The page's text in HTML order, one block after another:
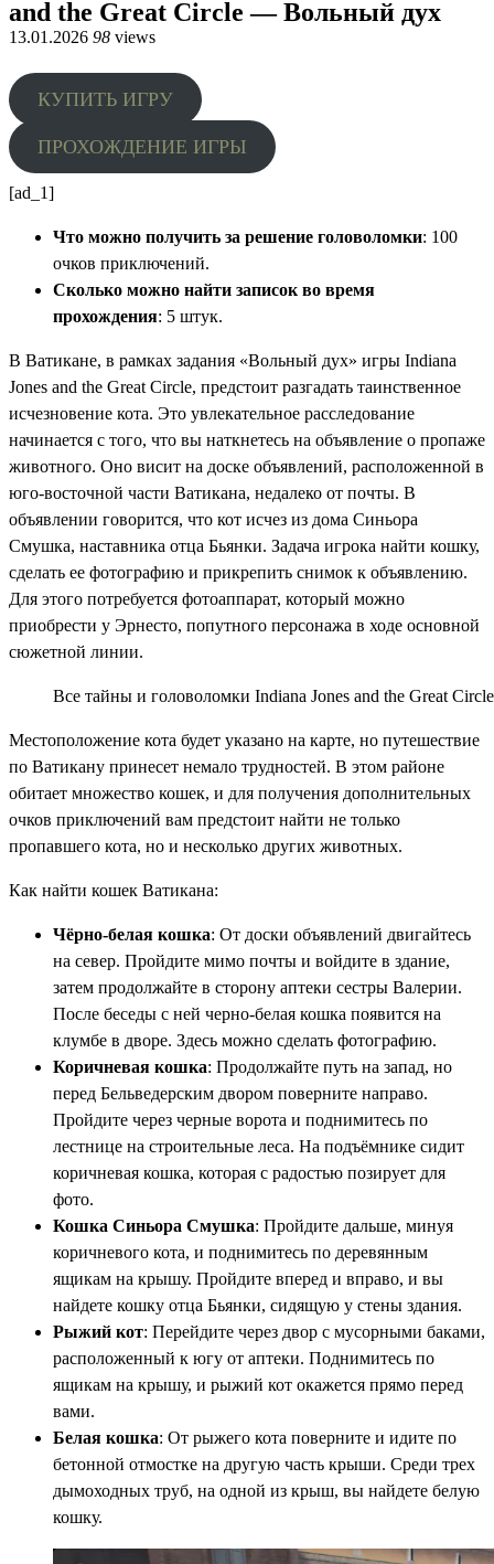
and the Great Circle — Вольный дух
13.01.2026 98 views
КУПИТЬ ИГРУ
ПРОХОЖДЕНИЕ ИГРЫ
[ad_1]
Что можно получить за решение головоломки: 100
очков приключений.
Сколько можно найти записок во время
прохождения: 5 штук.
В Ватикане, в рамках задания «Вольный дух» игры Indiana
Jones and the Great Circle, предстоит разгадать таинственное
исчезновение кота. Это увлекательное расследование
начинается с того, что вы наткнетесь на объявление о пропаже
животного. Оно висит на доске объявлений, расположенной в
юго-восточной части Ватикана, недалеко от почты. В
объявлении говорится, что кот исчез из дома Синьора
Смушка, наставника отца Бьянки. Задача игрока найти кошку,
сделать ее фотографию и прикрепить снимок к объявлению.
Для этого потребуется фотоаппарат, который можно
приобрести у Эрнесто, попутного персонажа в ходе основной
сюжетной линии.
Все тайны и головоломки Indiana Jones and the Great
Местоположение кота будет указано на карте, но путешествие
по Ватикану принесет немало трудностей. В этом районе
обитает множество кошек, и для получения дополнительных
очков приключений вам предстоит найти не только
пропавшего кота, но и несколько других животных.
Как найти кошек Ватикана:
Чёрно-белая кошка: От доски объявлений двигайтесь
на север. Пройдите мимо почты и войдите в здание,
затем продолжайте в сторону аптеки сестры Валерии.
После беседы с ней черно-белая кошка появится на
клумбе в дворе. Здесь можно сделать фотографию.
Коричневая кошка: Продолжайте путь на запад, но
перед Бельведерским двором поверните направо.
Пройдите через черные ворота и поднимитесь по
лестнице на строительные леса. На подъёмнике сидит
коричневая кошка, которая с радостью позирует для
фото.
Кошка Синьора Смушка: Пройдите дальше, минуя
коричневого кота, и поднимитесь по деревянным
ящикам на крышу. Пройдите вперед и вправо, и вы
найдете кошку отца Бьянки, сидящую у стены здания.
Рыжий кот: Перейдите через двор с мусорными баками,
расположенный к югу от аптеки. Поднимитесь по
ящикам на крышу, и рыжий кот окажется прямо перед
вами.
Белая кошка: От рыжего кота поверните и идите по
бетонной отмостке на другую часть крыши. Среди трех
дымоходных труб, на одной из крыш, вы найдете белую
кошку.